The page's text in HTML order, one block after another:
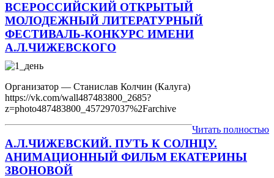
ВСЕРОССИЙСКИЙ ОТКРЫТЫЙ
МОЛОДЕЖНЫЙ ЛИТЕРАТУРНЫЙ
ФЕСТИВАЛЬ-КОНКУРС ИМЕНИ
А.Л.ЧИЖЕВСКОГО
Организатор — Станислав Колчин (Калуга)
https://vk.com/wall487483800_2685?
z=photo487483800_457297037%2Farchive
Читать полностью
А.Л.ЧИЖЕВСКИЙ. ПУТЬ К СОЛНЦУ.
АНИМАЦИОННЫЙ ФИЛЬМ ЕКАТЕРИНЫ
ЗВОНОВОЙ